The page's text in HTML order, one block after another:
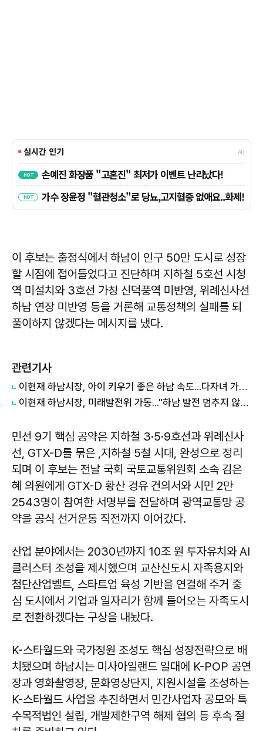
이 후보는 출정식에서 하남이 인구 50만 도시로 성장
할 시점에 접어들었다고 진단하며 지하철 5호선 시청
역 미설치와 3호선 가칭 신덕풍역 미반영, 위례신사선
하남 연장 미반영 등을 거론해 교통정책의 실패를 되
풀이하지 않겠다는 메시지를 냈다.
관련기사
이현재 하남시장, 아이 키우기 좋은 하남 속도...다자녀 가구 수도요금 감면 확대
이현재 하남시장, 미래발전위 가동..."하남 발전 멈추지 않겠다"
민선 9기 핵심 공약은 지하철 3·5·9호선과 위례신사
선, GTX-D를 묶은 ,지하철 5철 시대, 완성으로 정리
되며 이 후보는 전날 국회 국토교통위원회 소속 김은
혜 의원에게 GTX-D 황산 경유 건의서와 시민 2만
2543명이 참여한 서명부를 전달하며 광역교통망 공
약을 공식 선거운동 직전까지 이어갔다.
산업 분야에서는 2030년까지 10조 원 투자유치와 AI
클러스터 조성을 제시했으며 교산신도시 자족용지와
첨단산업벨트, 스타트업 육성 기반을 연결해 주거 중
심 도시에서 기업과 일자리가 함께 들어오는 자족도시
로 전환하겠다는 구상을 내놨다.
K-스타월드와 국가정원 조성도 핵심 성장전략으로 배
치됐으며 하남시는 미사아일랜드 일대에 K-POP 공연
장과 영화촬영장, 문화영상단지, 지원시설을 조성하는
K-스타월드 사업을 추진하면서 민간사업자 공모와 특
수목적법인 설립, 개발제한구역 해제 협의 등 후속 절